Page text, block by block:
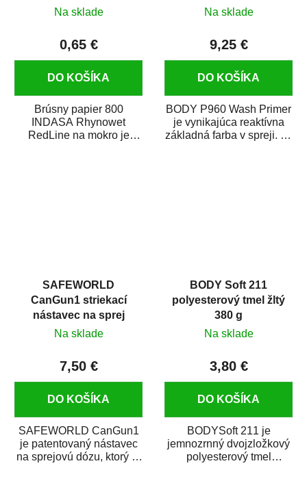
Na sklade
0,65 €
DO KOŠÍKA
Brúsny papier 800
INDASA Rhynowet
RedLine na mokro je
Na sklade
9,25 €
DO KOŠÍKA
BODY P960 Wash Primer
je vynikajúca reaktívna
základná farba v spreji. Je
SAFEWORLD
CanGun1 striekací
nástavec na sprej
Na sklade
7,50 €
DO KOŠÍKA
SAFEWORLD CanGun1
je patentovaný nástavec
na sprejovú dózu, ktorý ju
BODY Soft 211
polyesterový tmel žltý
380 g
Na sklade
3,80 €
DO KOŠÍKA
BODYSoft 211 je
jemnozrnný dvojzložkový
polyesterový tmel